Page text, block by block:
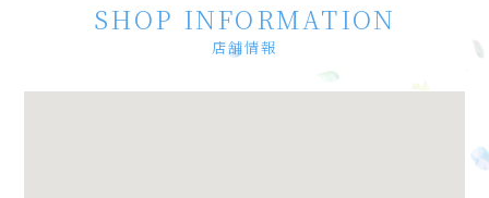
SHOP INFORMATION
店舗情報